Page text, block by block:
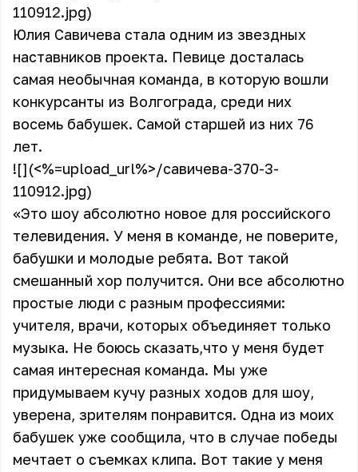
110912.jpg)
Юлия Савичева стала одним из звездных
наставников проекта. Певице досталась
самая необычная команда, в которую вошли
конкурсанты из Волгограда, среди них
восемь бабушек. Самой старшей из них 76
лет.
![](<%=upload_url%>/савичева-370-3-
110912.jpg)
«Это шоу абсолютно новое для российского
телевидения. У меня в команде, не поверите,
бабушки и молодые ребята. Вот такой
смешанный хор получится. Они все абсолютно
простые люди с разным профессиями:
учителя, врачи, которых объединяет только
музыка. Не боюсь сказать,что у меня будет
самая интересная команда. Мы уже
придумываем кучу разных ходов для шоу,
уверена, зрителям понравится. Одна из моих
бабушек уже сообщила, что в случае победы
мечтает о съемках клипа. Вот такие у меня